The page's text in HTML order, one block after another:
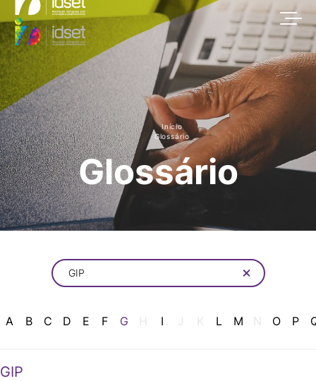
Início
Glossário
Glossário
GIP
A B C D E F G H I J K L M N O P
GIP